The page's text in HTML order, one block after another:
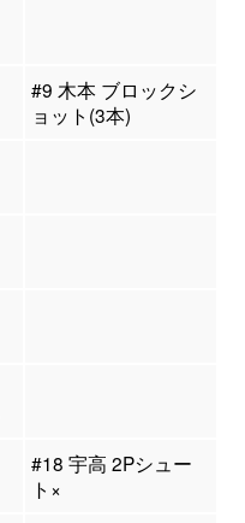
#9 木本 ブロックシ
ョット(3本)
#18 宇高 2Pシュー
ト×